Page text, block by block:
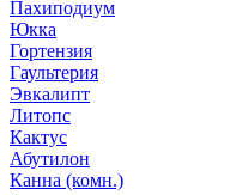
Пахиподиум
Юкка
Гортензия
Гаультерия
Эвкалипт
Литопс
Кактус
Абутилон
Канна (комн.)